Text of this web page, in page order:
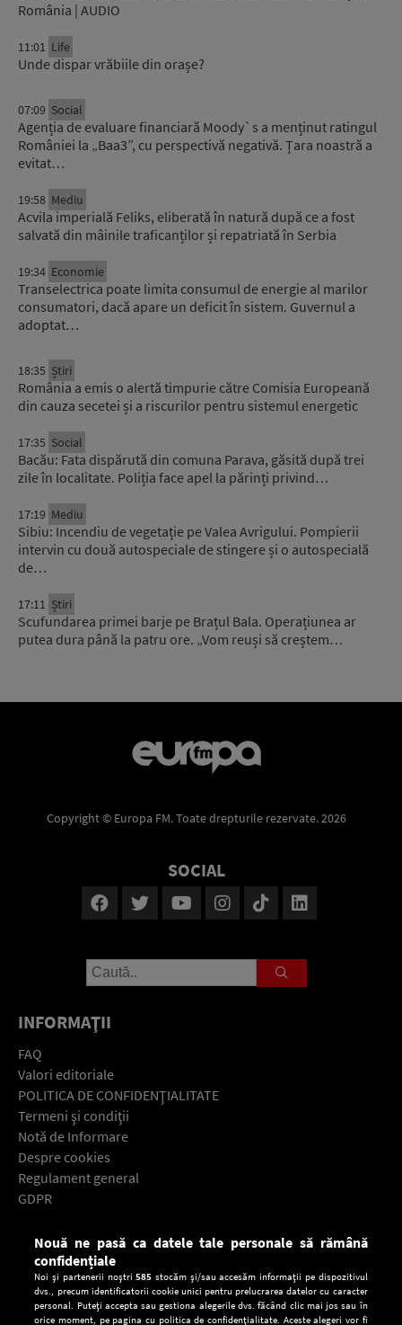
România | AUDIO
11:01 Life
Unde dispar vrăbiile din orașe?
07:09 Social
Agenția de evaluare financiară Moody`s a menținut ratingul
României la „Baa3”, cu perspectivă negativă. Țara noastră a
evitat…
19:58 Mediu
Acvila imperială Feliks, eliberată în natură după ce a fost
salvată din mâinile traficanților și repatriată în Serbia
19:34 Economie
Transelectrica poate limita consumul de energie al marilor
consumatori, dacă apare un deficit în sistem. Guvernul a
adoptat…
18:35 Știri
România a emis o alertă timpurie către Comisia Europeană
din cauza secetei și a riscurilor pentru sistemul energetic
17:35 Social
Bacău: Fata dispărută din comuna Parava, găsită după trei
zile în localitate. Poliția face apel la părinți privind…
17:19 Mediu
Sibiu: Incendiu de vegetație pe Valea Avrigului. Pompierii
intervin cu două autospeciale de stingere și o autospecială
de…
17:11 Știri
Scufundarea primei barje pe Brațul Bala. Operațiunea ar
putea dura până la patru ore. „Vom reuși să creștem…
Copyright © Europa FM. Toate drepturile rezervate. 2026
SOCIAL
INFORMAŢII
FAQ
Valori editoriale
POLITICA DE CONFIDENŢIALITATE
Termeni şi condiţii
Notă de Informare
Despre cookies
Regulament general
GDPR
Descarcă gratuit aplicaţia Europa FM pentru smartphone:
Nouă ne pasă ca datele tale personale să rămână
confidențiale
Noi și partenerii noștri585 stocăm și/sau accesăm informații pe dispozitivul
dvs., precum identificatorii cookie unici pentru prelucrarea datelor cu caracter
personal. Puteți accepta sau gestiona alegerile dvs. făcând clic mai jos sau în
orice moment, pe pagina cu politica de confidențialitate. Aceste alegeri vor fi